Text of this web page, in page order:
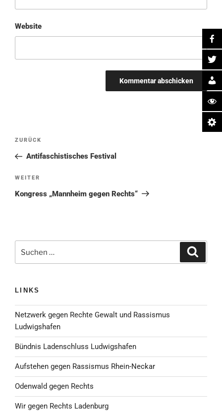
Website
Beitragsnavigation
Vorheriger
Beitrag
ZURÜCK
Antifaschistisches Festival
Nächster
Beitrag
WEITER
Kongress „Mannheim gegen Rechts“
nach:
LINKS
Netzwerk gegen Rechte Gewalt und Rassismus
Ludwigshafen
Bündnis Ladenschluss Ludwigshafen
Aufstehen gegen Rassismus Rhein-Neckar
Odenwald gegen Rechts
Wir gegen Rechts Ladenburg